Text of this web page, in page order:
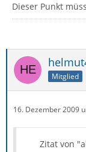
Dieser Punkt
Mitglied
16. Dezember 2009
Zitat von